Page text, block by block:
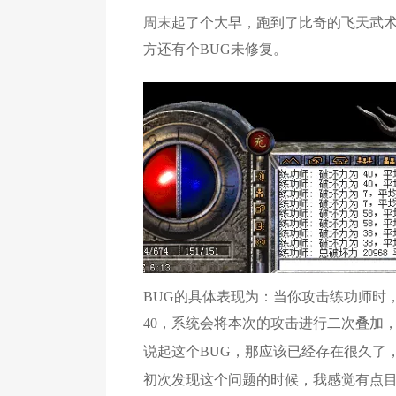
周末起了个大早，跑到了比奇的飞天武
方还有个BUG未修复。
BUG的具体表现为：当你攻击练功师时
40，系统会将本次的攻击进行二次叠加
说起这个BUG，那应该已经存在很久了
初次发现这个问题的时候，我感觉有点